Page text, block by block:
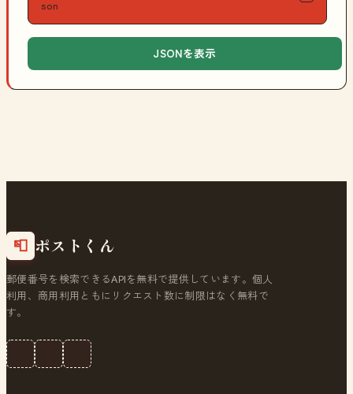
son
JSONを表示
📮 ポストくん
郵便番号を検索できるAPIを無料で提供しています。個人
利用、商用利用ともにリクエスト数に制限はなく無料で
す。